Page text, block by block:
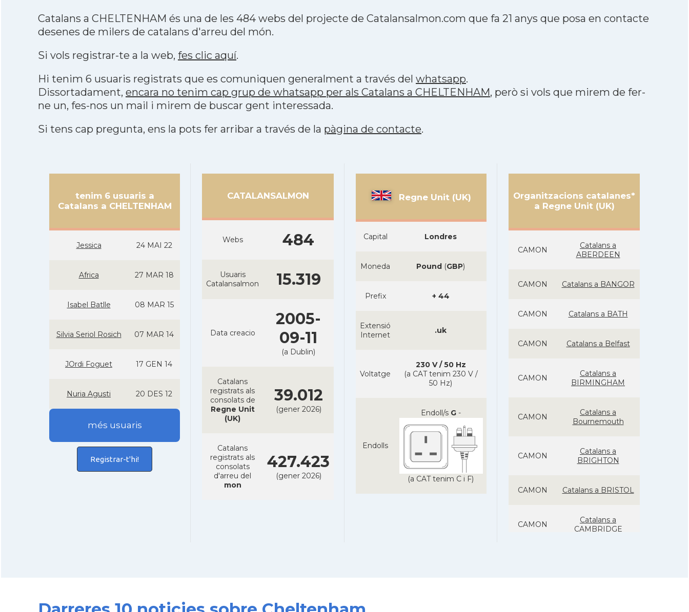
Catalans a CHELTENHAM és una de les 484 webs del projecte de Catalansalmon.com que fa 21 anys que posa en contacte
desenes de milers de catalans d'arreu del món.
Si vols registrar-te a la web, fes clic aquí.
Hi tenim 6 usuaris registrats que es comuniquen generalment a través del whatsapp.
Dissortadament, encara no tenim cap grup de whatsapp per als Catalans a CHELTENHAM, però si vols que mirem de fer-
ne un, fes-nos un mail i mirem de buscar gent interessada.
Si tens cap pregunta, ens la pots fer arribar a través de la pàgina de contacte.
tenim 6 usuaris a
Catalans a CHELTENHAM
Jessica 24 MAI 22
Africa 27 MAR 18
Isabel Batlle 08 MAR 15
Silvia Seriol Rosich 07 MAR 14
JOrdi Foguet 17 GEN 14
Nuria Agusti 20 DES 12
més usuaris
Registrar-t'hi!
CATALANSALMON
Webs 484
Usuaris
Catalansalmon
15.319
Data creacio
2005-
09-11
(a Dublin)
Catalans
registrats als
consolats de
Regne Unit
(UK)
39.012
(gener 2026)
Catalans
registrats als
consolats
d'arreu del
mon
427.423
(gener 2026)
Regne Unit (UK)
Capital Londres
Moneda Pound (GBP)
Prefix + 44
Extensió
Internet
.uk
Voltatge
230 V / 50 Hz
(a CAT tenim 230 V /
50 Hz)
Endolls
Endoll/s G-
(a CAT tenim C i F)
Organitzacions catalanes*
a Regne Unit (UK)
CAMON
Catalans a
ABERDEEN
CAMON Catalans a BANGOR
CAMON Catalans a BATH
CAMON Catalans a Belfast
CAMON
Catalans a
BIRMINGHAM
CAMON
Catalans a
Bournemouth
CAMON
Catalans a
BRIGHTON
CAMON Catalans a BRISTOL
CAMON
Catalans a
CAMBRIDGE